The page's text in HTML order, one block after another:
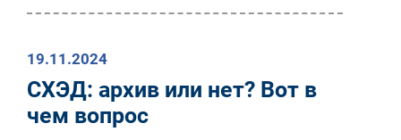
19.11.2024
СХЭД: архив или нет? Вот в
чем вопрос